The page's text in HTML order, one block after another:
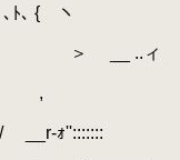
ヽ
..ィ
,